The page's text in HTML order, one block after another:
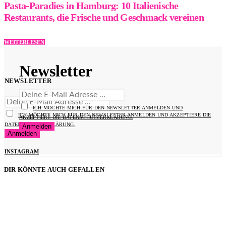
NEWSLETTER
ICH MÖCHTE MICH FÜR DEN NEWSLETTER ANMELDEN UND AKZEPTIERE DIE
DATENSCHUTZERKLÄRUNG.
INSTAGRAM
Pasta-Paradies in Hamburg: 10 Italienische
Restaurants, die Frische und Geschmack vereinen
WEITERLESEN
Newsletter
ICH MÖCHTE MICH FÜR DEN NEWSLETTER ANMELDEN UND
AKZEPTIERE DIE DATENSCHUTZERKLÄRUNG.
DIR KÖNNTE AUCH GEFALLEN